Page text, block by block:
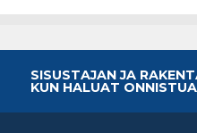
SISUSTAJAN JA
KUN HALUAT